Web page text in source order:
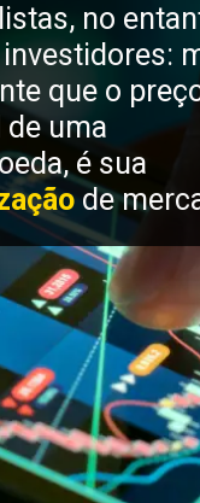
no
que o
uma
é sua
de